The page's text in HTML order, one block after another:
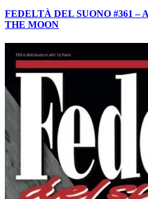
FEDELTÀ DEL SUONO #361 –
THE MOON